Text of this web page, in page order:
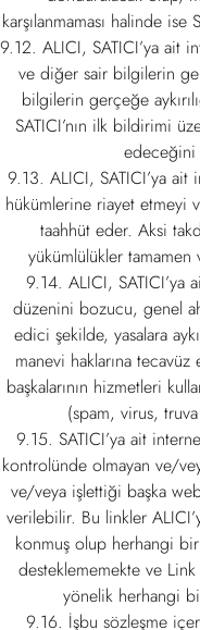
karşılanmaması halinde
9.12. ALICI, SATICI’ya ait
ve diğer sair bilgilerin
bilgilerin gerçeğe
SATICI’nın ilk bildirimi
edeceğini
9.13. ALICI, SATICI’ya ait
hükümlerine riayet etmeyi
taahhüt eder. Aksi
yükümlülükler tamamen
9.14. ALICI, SATICI’ya
düzenini bozucu, genel
edici şekilde, yasalara
manevi haklarına
başkalarının hizmetleri
(spam, virus,
9.15. SATICI’ya ait
kontrolünde olmayan ve/
ve/veya işlettiği başka
verilebilir. Bu linkler
konmuş olup herhangi
desteklememekte ve
yönelik herhangi
9.16. İşbu sözleşme